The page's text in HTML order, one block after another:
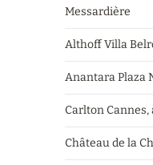
Messardière
Althoff Villa
Anantara Plaza
Carlton Cannes,
Château de la